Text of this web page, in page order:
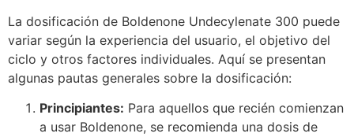
La dosificación de Boldenone Undecylenate 300 puede
variar según la experiencia del usuario, el objetivo del
ciclo y otros factores individuales. Aquí se presentan
algunas pautas generales sobre la dosificación:
Principiantes: Para aquellos que recién comienzan
a usar Boldenone, se recomienda una dosis de